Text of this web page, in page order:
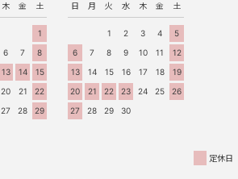
木 金 土
1
6 7
8
13 14
15
20 21
22
27 28
29
日 月 火 水 木 金 土
1 2 3 4
5
6
7 8 9 10 11
12
13
14 15 16 17 18
19
20
21 22 23 24 25
26
27
28 29 30
定休日